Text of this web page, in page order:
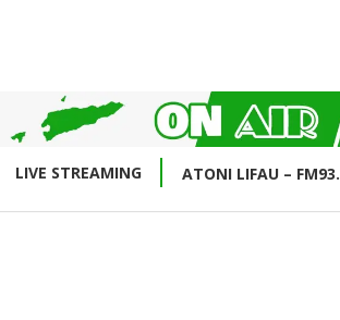
LIVE STREAMING ATONI LIFAU –